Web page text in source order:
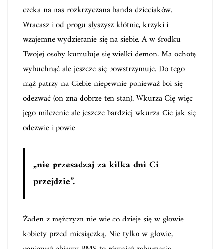
czeka na nas rozkrzyczana banda dzieciaków.
Wracasz i od progu słyszysz kłótnie, krzyki i
wzajemne wydzieranie się na siebie. A w środku
Twojej osoby kumuluje się wielki demon. Ma ochotę
wybuchnąć ale jeszcze się powstrzymuje. Do tego
mąż patrzy na Ciebie niepewnie ponieważ boi się
odezwać (on zna dobrze ten stan). Wkurza Cię więc
jego milczenie ale jeszcze bardziej wkurza Cie jak się
odezwie i powie
„nie przesadzaj za kilka dni Ci
przejdzie”.
Żaden z mężczyzn nie wie co dzieje się w głowie
kobiety przed miesiączką. Nie tylko w głowie,